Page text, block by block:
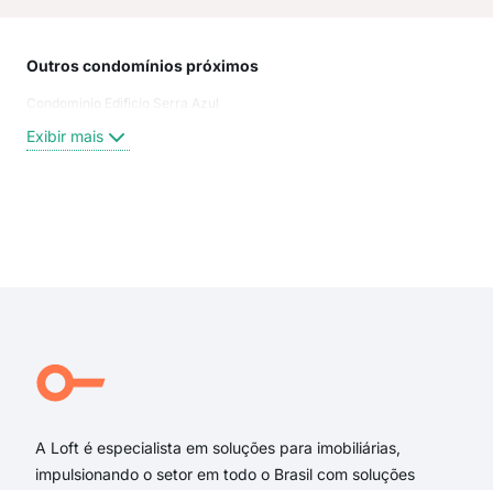
Outros condomínios próximos
Condominio Edificio Serra Azul
Exibir mais
A Loft é especialista em soluções para imobiliárias,
impulsionando o setor em todo o Brasil com soluções